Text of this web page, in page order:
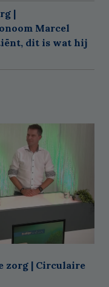
|
Marcel
dit is wat hij
zorg | Circulaire